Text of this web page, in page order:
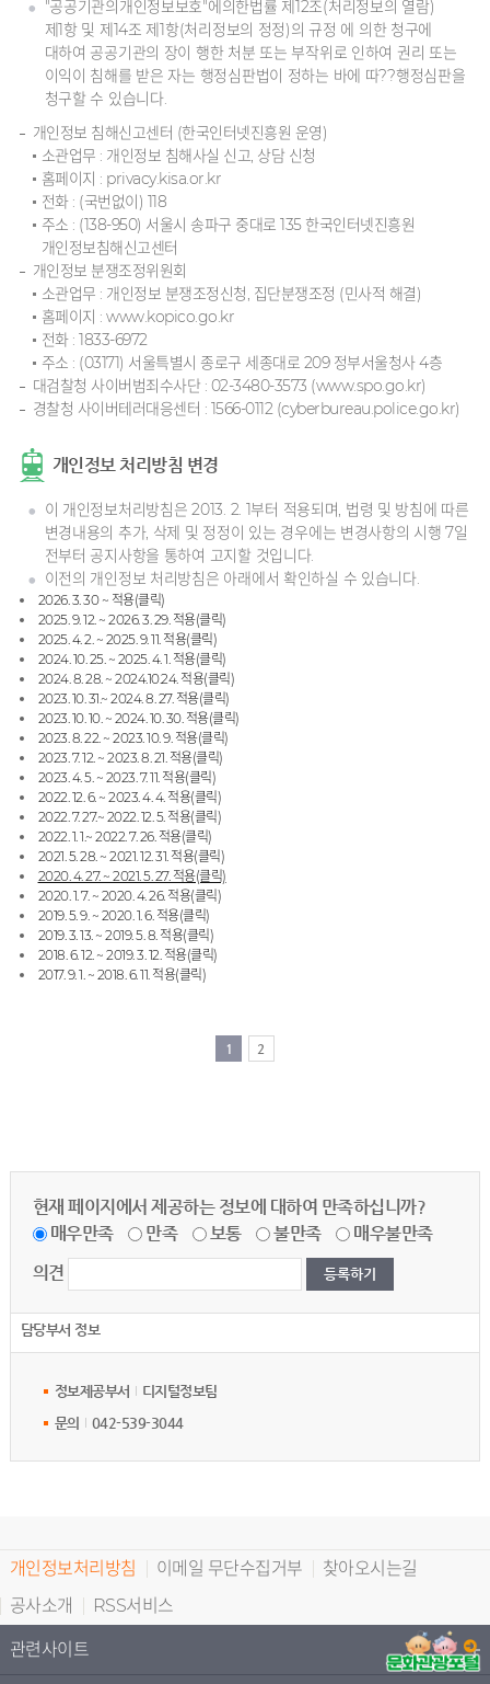
"공공기관의개인정보보호"에의한법률 제12조(처리정보의 열람)
제1항 및 제14조 제1항(처리정보의 정정)의 규정 에 의한 청구에
대하여 공공기관의 장이 행한 처분 또는 부작위로 인하여 권리 또는
이익이 침해를 받은 자는 행정심판법이 정하는 바에 따??행정심판을
청구할 수 있습니다.
개인정보 침해신고센터 (한국인터넷진흥원 운영)
소관업무 : 개인정보 침해사실 신고, 상담 신청
홈페이지 : privacy.kisa.or.kr
전화 : (국번없이) 118
주소 : (138-950) 서울시 송파구 중대로 135 한국인터넷진흥원
개인정보침해신고센터
개인정보 분쟁조정위원회
소관업무 : 개인정보 분쟁조정신청, 집단분쟁조정 (민사적 해결)
홈페이지 : www.kopico.go.kr
전화 : 1833-6972
주소 : (03171) 서울특별시 종로구 세종대로 209 정부서울청사 4층
대검찰청 사이버범죄수사단 : 02-3480-3573 (www.spo.go.kr)
경찰청 사이버테러대응센터 : 1566-0112 (cyberbureau.police.go.kr)
개인정보 처리방침 변경
이 개인정보처리방침은 2013. 2. 1부터 적용되며, 법령 및 방침에 따른
변경내용의 추가, 삭제 및 정정이 있는 경우에는 변경사항의 시행 7일
전부터 공지사항을 통하여 고지할 것입니다.
이전의 개인정보 처리방침은 아래에서 확인하실 수 있습니다.
2026. 3. 30 ~ 적용(클릭)
2025. 9. 12. ~ 2026. 3. 29. 적용(클릭)
2025. 4. 2. ~ 2025. 9. 11. 적용(클릭)
2024. 10. 25. ~ 2025. 4. 1. 적용(클릭)
2024. 8. 28. ~ 2024.10.24. 적용(클릭)
2023. 10. 31.~ 2024. 8. 27. 적용(클릭)
2023. 10. 10. ~ 2024. 10. 30. 적용(클릭)
2023. 8. 22. ~ 2023. 10. 9. 적용(클릭)
2023. 7. 12. ~ 2023. 8. 21. 적용(클릭)
2023. 4. 5. ~ 2023. 7. 11. 적용(클릭)
2022. 12. 6. ~ 2023. 4. 4. 적용(클릭)
2022. 7. 27.~ 2022. 12. 5. 적용(클릭)
2022. 1. 1.~ 2022. 7. 26. 적용(클릭)
2021. 5. 28. ~ 2021. 12. 31. 적용(클릭)
2020. 4. 27. ~ 2021. 5. 27. 적용(클릭)
2020. 1. 7. ~ 2020. 4. 26. 적용(클릭)
2019. 5. 9. ~ 2020. 1. 6. 적용(클릭)
2019. 3. 13. ~ 2019. 5. 8. 적용(클릭)
2018. 6. 12. ~ 2019. 3. 12. 적용(클릭)
2017. 9. 1. ~ 2018. 6. 11. 적용(클릭)
1 2
현재 페이지에서 제공하는 정보에 대하여 만족하십니까?
매우만족
만족 보통 불만족
매우불만족
의견
담당부서 정보
정보제공부서
디지털정보팀
문의
042-539-3044
개인정보처리방침 이메일 무단수집거부
찾아오시는길
공사소개
RSS서비스
관련사이트